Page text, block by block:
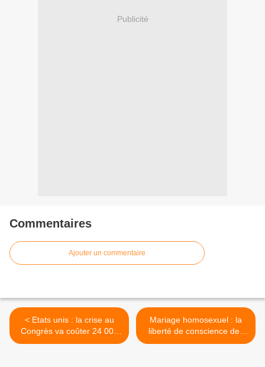
Publicité
Commentaires
Ajouter un commentaire
< Etats unis : la crise au
Congrès va coûter 24 000
000 000 $
Mariage homosexuel : la
liberté de conscience des
maires étudiée ce matin par